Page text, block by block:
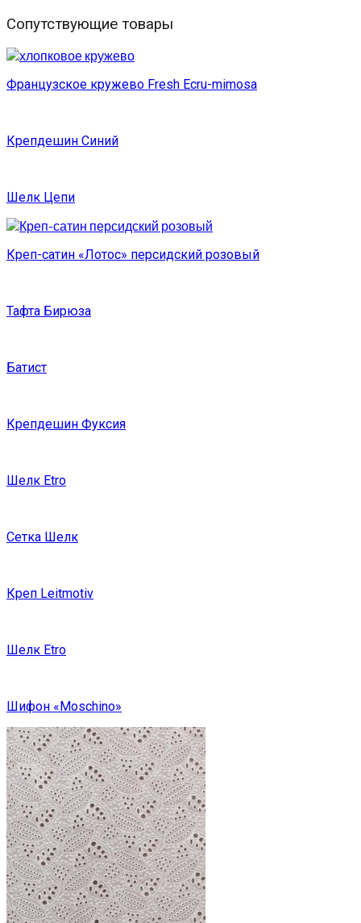
Сопутствующие товары
Французское кружево Fresh Ecru-mimosa
Крепдешин Синий
Шелк Цепи
Креп-сатин «Лотос» персидский розовый
Тафта Бирюза
Батист
Крепдешин Фуксия
Шелк Etro
Сетка Шелк
Креп Leitmotiv
Шелк Etro
Шифон «Moschino»